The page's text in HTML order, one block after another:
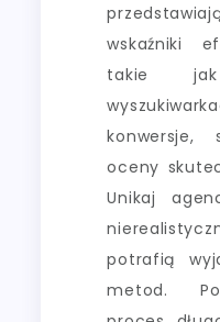
wskaźniki
takie
konwersje,
oceny
Unikaj
potrafią
metod.